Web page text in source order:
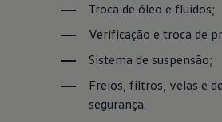
Troca de óleo e fluidos;
Verificação e troca de
Sistema de suspensão;
Freios, filtros, velas e
segurança.